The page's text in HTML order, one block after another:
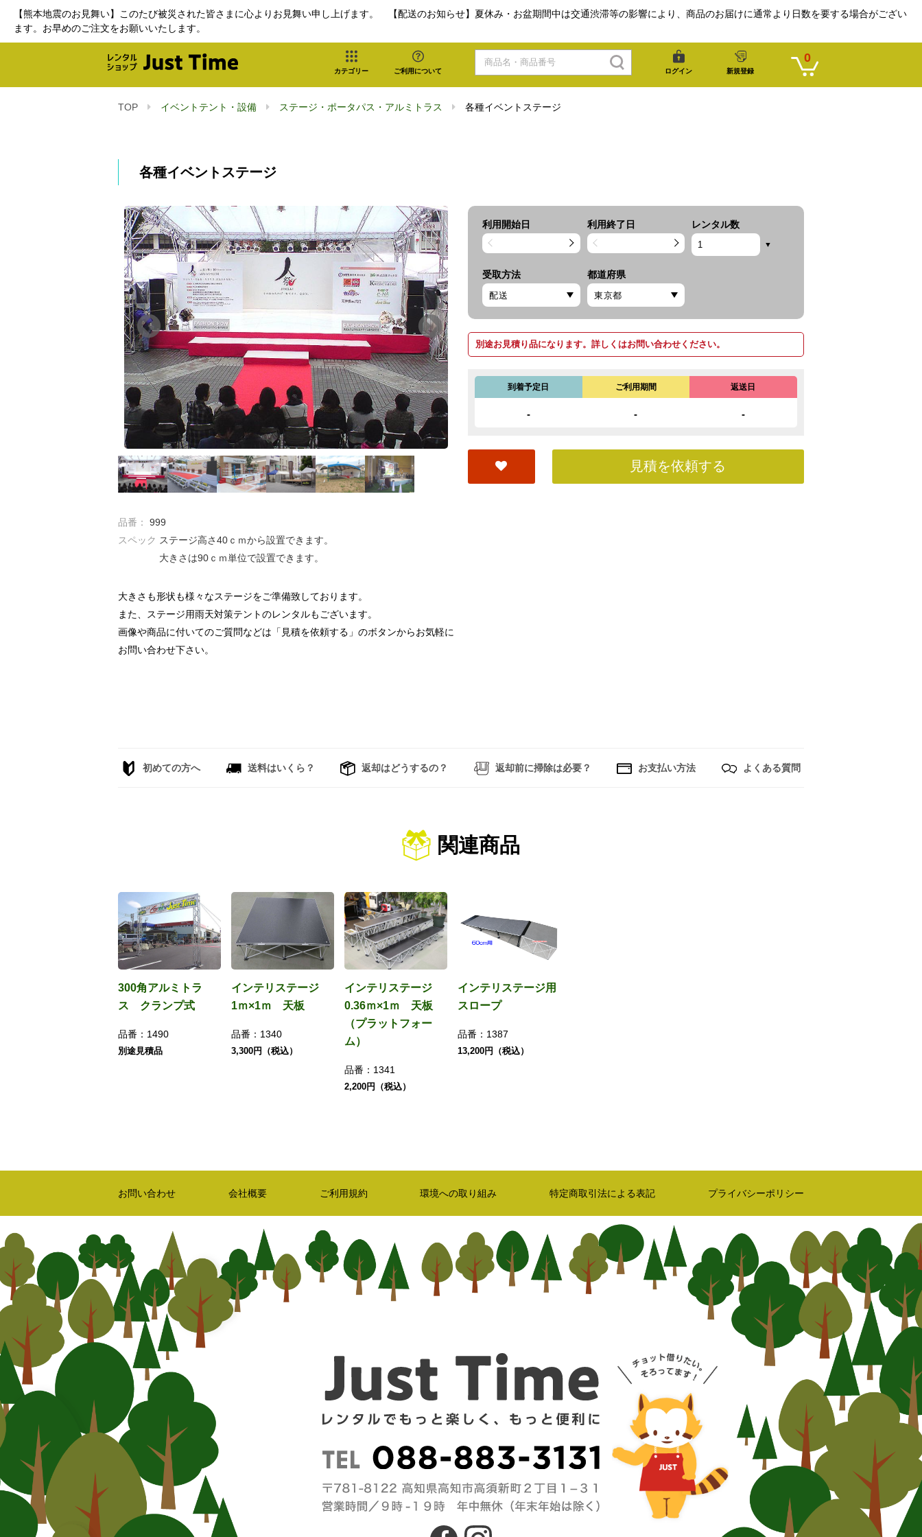
【熊本地震のお見舞い】このたび被災された皆さまに心よりお見舞い申し上げます。 【配送のお知らせ】夏休み・お盆期間中は交通渋滞等の影響により、商品のお届けに通常より日数を要する場合がござい
ます。お早めのご注文をお願いいたします。
カテゴリー ご利用について ログイン 新規登録
0
TOP イベントテント・設備 ステージ・ポータパス・アルミトラス 各種イベントステージ
各種イベントステージ
品番：
999
スペック ステージ高さ40ｃｍから設置できます。
大きさは90ｃｍ単位で設置できます。
大きさも形状も様々なステージをご準備致しております。
また、ステージ用雨天対策テントのレンタルもございます。
画像や商品に付いてのご質問などは「見積を依頼する」のボタンからお気軽に
お問い合わせ下さい。
利用開始日 利用終了日 レンタル数
受取方法 都道府県
別途お見積り品になります。詳しくはお問い合わせください。
到着予定日
-
ご利用期間
-
返送日
-
見積を依頼する
初めての方へ 送料はいくら？ 返却はどうするの？ 返却前に掃除は必要？ お支払い方法 よくある質問
関連商品
300角アルミトラ
ス クランプ式
品番： 1490
別途見積品
インテリステージ
1ｍ×1ｍ 天板
品番： 1340
3,300円（税込）
インテリステージ
0.36ｍ×1ｍ 天板
（プラットフォー
ム）
品番： 1341
2,200円（税込）
インテリステージ用
スロープ
品番： 1387
13,200円（税込）
お問い合わせ 会社概要 ご利用規約 環境への取り組み 特定商取引法による表記 プライバシーポリシー